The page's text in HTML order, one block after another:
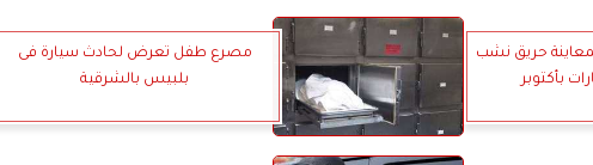
حريق نشب
بأكتوبر
مصرع طفل تعرض لحادث سيارة فى
بلبيس بالشرقية